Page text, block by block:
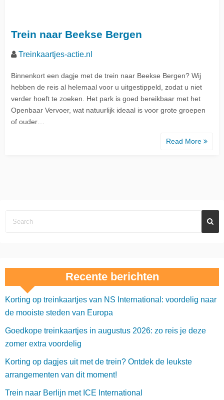
Trein naar Beekse Bergen
Treinkaartjes-actie.nl
Binnenkort een dagje met de trein naar Beekse Bergen? Wij
hebben de reis al helemaal voor u uitgestippeld, zodat u niet
verder hoeft te zoeken. Het park is goed bereikbaar met het
Openbaar Vervoer, wat natuurlijk ideaal is voor grote groepen
of ouder…
Read More
Recente berichten
Korting op treinkaartjes van NS International: voordelig naar
de mooiste steden van Europa
Goedkope treinkaartjes in augustus 2026: zo reis je deze
zomer extra voordelig
Korting op dagjes uit met de trein? Ontdek de leukste
arrangementen van dit moment!
Trein naar Berlijn met ICE International